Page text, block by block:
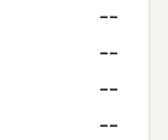
--
--
--
--